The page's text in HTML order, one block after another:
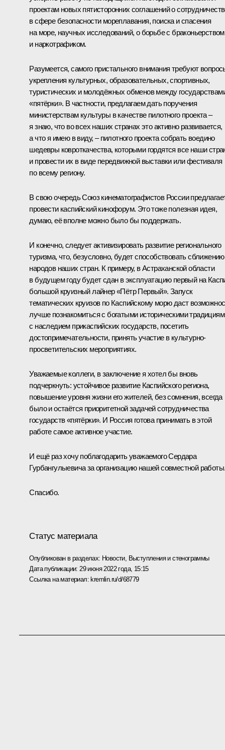
проектам новых пятисторонних соглашений о
в сфере безопасности мореплавания, поиска и спасения
на море, научных исследований, о борьбе с браконьерством
и наркотрафиком.
Разумеется, самого пристального внимания требуют
укрепления культурных, образовательных, спортивных,
туристических и молодёжных обменов между
«пятёрки». В частности, предлагаем дать поручения
министерствам культуры в качестве пилотного проекта –
я знаю, что во всех наших странах это активно развивается,
а что я имею в виду, – пилотного проекта собрать воедино
шедевры ковроткачества, которыми гордятся все наши
и провести их в виде передвижной выставки или фестиваля
по всему региону.
В свою очередь Союз кинематографистов России
провести каспийский кинофорум. Это тоже полезная идея,
думаю, её вполне можно было бы поддержать.
И конечно, следует активизировать развитие регионального
туризма, что, безусловно, будет способствовать сближению
народов наших стран. К примеру, в Астраханской области
в будущем году будет сдан в эксплуатацию первый на
большой круизный лайнер «Пётр Первый». Запуск
тематических круизов по Каспийскому морю даст
лучше познакомиться с богатыми историческими
с наследием прикаспийских государств, посетить
достопримечательности, принять участие в культурно-
просветительских мероприятиях.
Уважаемые коллеги, в заключение я хотел бы вновь
подчеркнуть: устойчивое развитие Каспийского региона,
повышение уровня жизни его жителей, без сомнения, всегда
было и остаётся приоритетной задачей сотрудничества
государств «пятёрки». И Россия готова принимать в этой
работе самое активное участие.
И ещё раз хочу поблагодарить уважаемого Сердара
Гурбангулыевича за организацию нашей совместной
Спасибо.
Статус материала
Опубликован в разделах: Новости, Выступления и стенограммы
Дата публикации: 29 июня 2022 года, 15:15
Ссылка на материал: kremlin.ru/d/68779